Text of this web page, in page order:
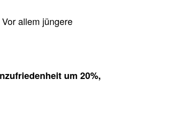
allem jüngere
um 20%,